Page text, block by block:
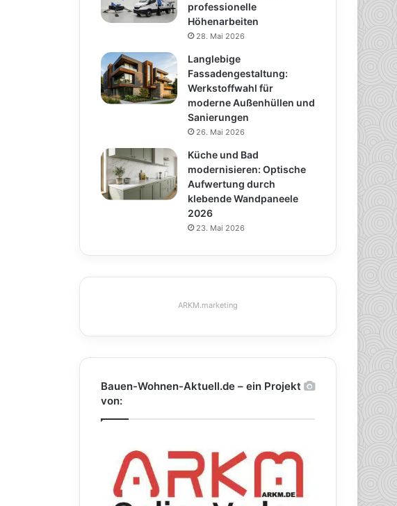
professionelle
Höhenarbeiten
28. Mai 2026
Langlebige
Fassadengestaltung:
Werkstoffwahl für
moderne Außenhüllen und
Sanierungen
26. Mai 2026
Küche und Bad
modernisieren: Optische
Aufwertung durch
klebende Wandpaneele
2026
23. Mai 2026
ARKM.marketing
Bauen-Wohnen-Aktuell.de – ein Projekt
von: